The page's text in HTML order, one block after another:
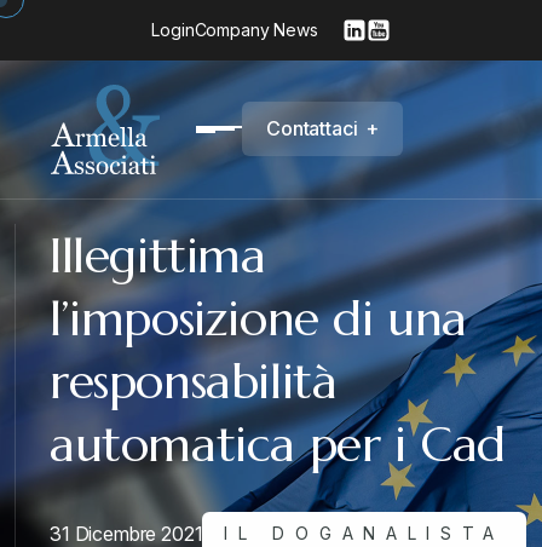
LoginCompany News
Contattaci +
Illegittima
l’imposizione di una
responsabilità
automatica per i Cad
31 Dicembre 2021 IL DOGANALISTA